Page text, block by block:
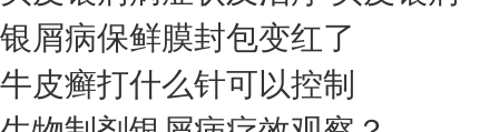
银屑病保鲜膜封包变红了
牛皮癣打什么针可以控制